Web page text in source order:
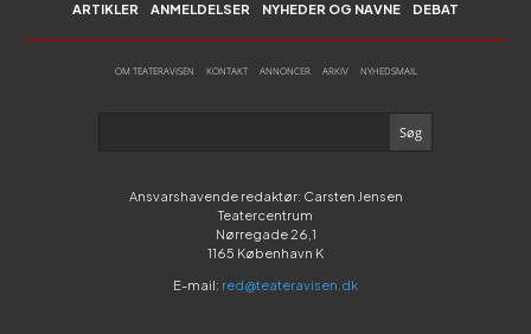
ARTIKLER ANMELDELSER NYHEDER OG NAVNE DEBAT
OM TEATERAVISEN KONTAKT ANNONCER ARKIV NYHEDSMAIL
Ansvarshavende redaktør: Carsten Jensen
Teatercentrum
Nørregade 26,1
1165 København K
E-mail: red@teateravisen.dk